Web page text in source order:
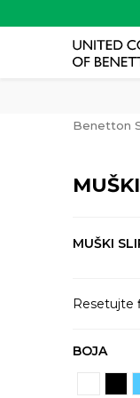
Benetton
MUŠKI
Resetujte
BOJA